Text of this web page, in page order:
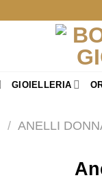
GIOIELLERIA
/ ANELLI